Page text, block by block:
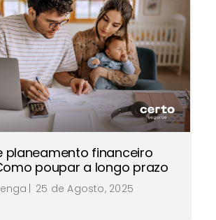
planeamento financeiro
poupar a longo prazo